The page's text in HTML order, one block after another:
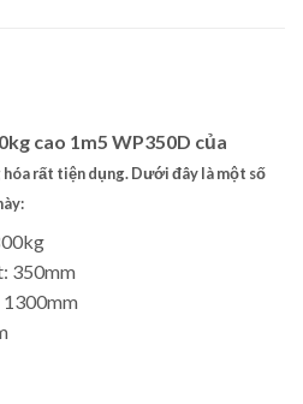
cao 1m5 WP350D của
rất tiện dụng. Dưới đây là một số
350mm
1300mm